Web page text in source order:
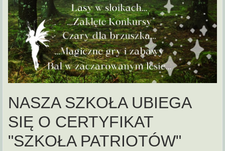
NASZA SZKOŁA UBIEGA
SIĘ O CERTYFIKAT
"SZKOŁA PATRIOTÓW"